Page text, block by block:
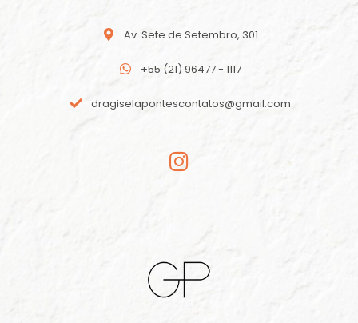
Av. Sete de Setembro, 301
+55 (21) 96477 - 1117
dragiselapontescontatos@gmail.com